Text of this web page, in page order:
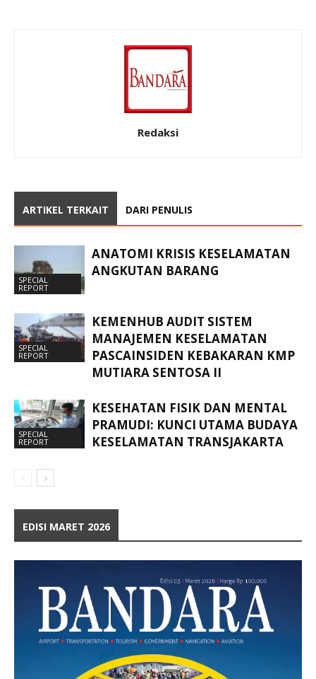
Redaksi
ARTIKEL TERKAIT DARI PENULIS
SPECIAL
REPORT
ANATOMI KRISIS KESELAMATAN
ANGKUTAN BARANG
SPECIAL
REPORT
KEMENHUB AUDIT SISTEM
MANAJEMEN KESELAMATAN
PASCAINSIDEN KEBAKARAN KMP
MUTIARA SENTOSA II
SPECIAL
REPORT
KESEHATAN FISIK DAN MENTAL
PRAMUDI: KUNCI UTAMA BUDAYA
KESELAMATAN TRANSJAKARTA
EDISI MARET 2026